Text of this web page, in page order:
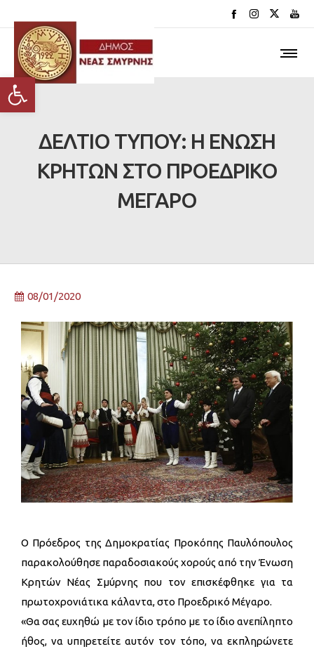
Ανοίξτε τη γραμμή εργαλείων
ΔΕΛΤΙΟ ΤΥΠΟΥ: H ΕΝΩΣΗ
ΚΡΗΤΩΝ ΣΤΟ ΠΡΟΕΔΡΙΚΟ
ΜΕΓΑΡΟ
08/01/2020
Ο Πρόεδρος της Δημοκρατίας Προκόπης Παυλόπουλος
παρακολούθησε παραδοσιακούς χορούς από την Ένωση
Κρητών Νέας Σμύρνης που τον επισκέφθηκε για τα
πρωτοχρονιάτικα κάλαντα, στο Προεδρικό Μέγαρο.
«Θα σας ευχηθώ με τον ίδιο τρόπο με το ίδιο ανεπίληπτο
ήθος, να υπηρετείτε αυτόν τον τόπο, να εκπληρώνετε